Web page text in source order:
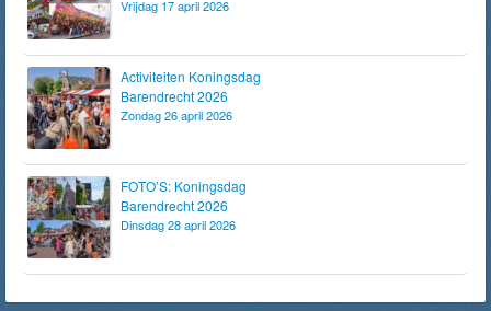
Vrijdag 17 april 2026
Activiteiten Koningsdag
Barendrecht 2026
Zondag 26 april 2026
FOTO’S: Koningsdag
Barendrecht 2026
Dinsdag 28 april 2026